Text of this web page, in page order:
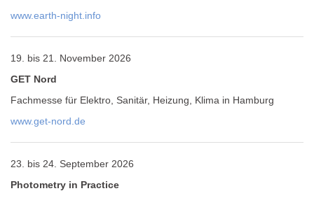
www.earth-night.info
19. bis 21. November 2026
GET Nord
Fachmesse für Elektro, Sanitär, Heizung, Klima in Hamburg
www.get-nord.de
23. bis 24. September 2026
Photometry in Practice